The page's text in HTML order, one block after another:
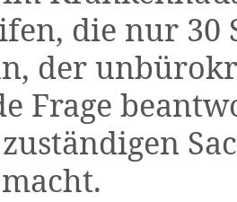
die nur 30
der
Frage